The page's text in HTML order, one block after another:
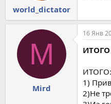
world_dictator
M
Mird
16 Янв
ИТОГО
ИТОГО:
1)
2)Не